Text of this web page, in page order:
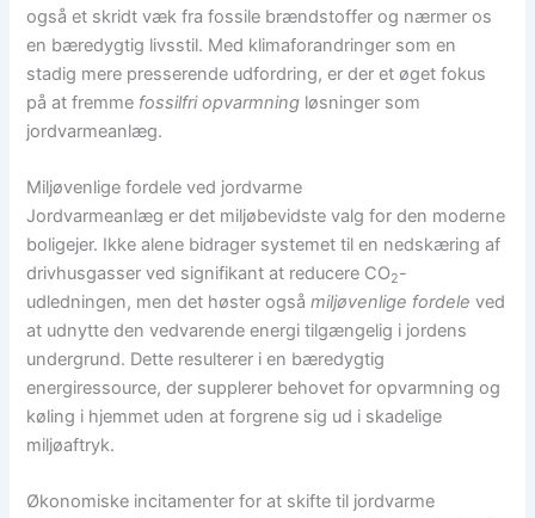
også et skridt væk fra fossile brændstoffer og nærmer os
en bæredygtig livsstil. Med klimaforandringer som en
stadig mere presserende udfordring, er der et øget fokus
på at fremme fossilfri opvarmning løsninger som
jordvarmeanlæg.
Miljøvenlige fordele ved jordvarme
Jordvarmeanlæg er det miljøbevidste valg for den moderne
boligejer. Ikke alene bidrager systemet til en nedskæring af
drivhusgasser ved signifikant at reducere CO2-
udledningen, men det høster ogsåmiljøvenlige fordele ved
at udnytte den vedvarende energi tilgængelig i jordens
undergrund. Dette resulterer i en bæredygtig
energiressource, der supplerer behovet for opvarmning og
køling i hjemmet uden at forgrene sig ud i skadelige
miljøaftryk.
Økonomiske incitamenter for at skifte til jordvarme